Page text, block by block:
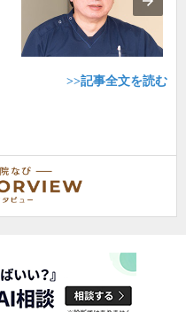
>>記事全文を読む